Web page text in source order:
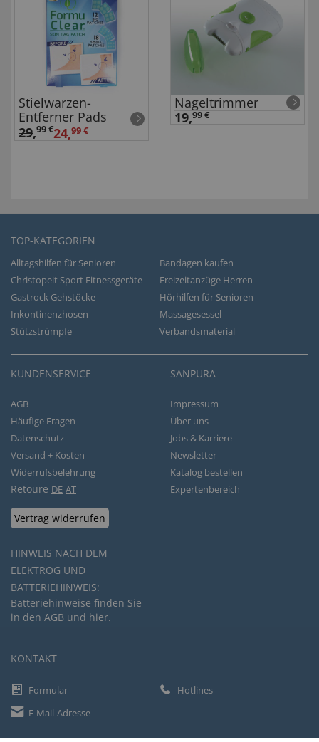
Stielwarzen-
Entferner Pads
29,99 €24,99 €
Nageltrimmer
19,99 €
TOP-KATEGORIEN
Alltagshilfen für Senioren
Bandagen kaufen
Christopeit Sport Fitnessgeräte
Freizeitanzüge Herren
Gastrock Gehstöcke
Hörhilfen für Senioren
Inkontinenzhosen
Massagesessel
Stützstrümpfe
Verbandsmaterial
KUNDENSERVICE
AGB
Häufige Fragen
Datenschutz
Versand + Kosten
Widerrufsbelehrung
Retoure DE AT
Vertrag widerrufen
HINWEIS NACH DEM
ELEKTROG UND
BATTERIEHINWEIS:
Batteriehinweise finden Sie
in den AGB und hier.
SANPURA
Impressum
Über uns
Jobs & Karriere
Newsletter
Katalog bestellen
Expertenbereich
KONTAKT
Formular
Hotlines
E-Mail-Adresse